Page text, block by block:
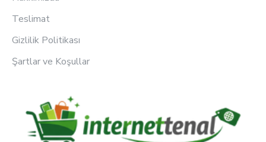
Teslimat
Gizlilik Politikası
Şartlar ve Koşullar